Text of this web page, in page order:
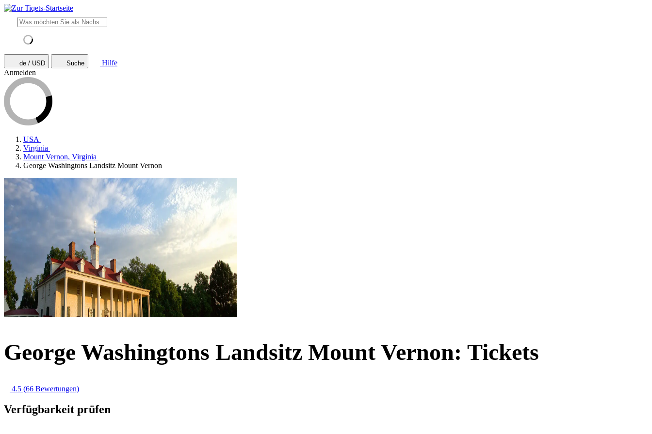
de / USD Suche
Hilfe
Anmelden
USA
Virginia
Mount Vernon, Virginia
George Washingtons Landsitz Mount Vernon
George Washingtons Landsitz Mount Vernon: Tickets
4.5 (66 Bewertungen)
Verfügbarkeit prüfen